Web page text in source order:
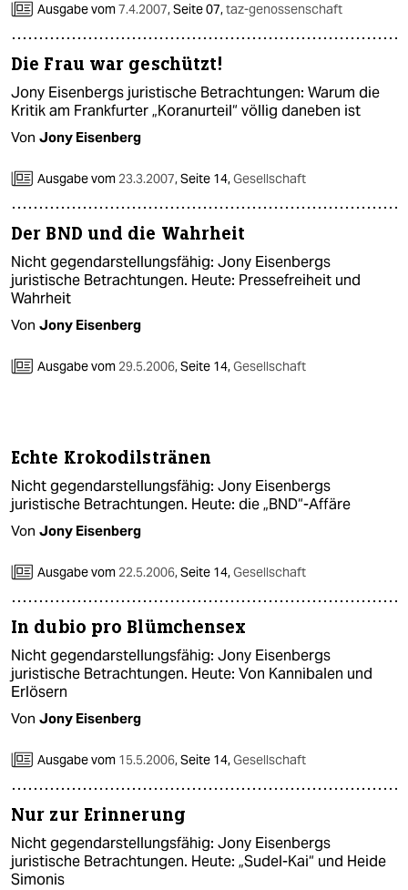
fragen & hilfe
unterstützen
abo
genossenschaft
epaper login
Ausgabe vom7.4.2007,Seite 07,taz-genossenschaft
Die Frau war geschützt!
Jony Eisenbergs juristische Betrachtungen: Warum die
Kritik am Frankfurter „Koranurteil“ völlig daneben ist
Von Jony Eisenberg
Ausgabe vom 23.3.2007,Seite 14,Gesellschaft
Der BND und die Wahrheit
Nicht gegendarstellungsfähig: Jony Eisenbergs
juristische Betrachtungen. Heute: Pressefreiheit und
Wahrheit
Von Jony Eisenberg
Ausgabe vom 29.5.2006,Seite 14,Gesellschaft
Echte Krokodilstränen
Nicht gegendarstellungsfähig: Jony Eisenbergs
juristische Betrachtungen. Heute: die „BND“-Affäre
Von Jony Eisenberg
Ausgabe vom 22.5.2006,Seite 14,Gesellschaft
In dubio pro Blümchensex
Nicht gegendarstellungsfähig: Jony Eisenbergs
juristische Betrachtungen. Heute: Von Kannibalen und
Erlösern
Von Jony Eisenberg
Ausgabe vom 15.5.2006,Seite 14,Gesellschaft
Nur zur Erinnerung
Nicht gegendarstellungsfähig: Jony Eisenbergs
juristische Betrachtungen. Heute: „Sudel-Kai“ und Heide
Simonis